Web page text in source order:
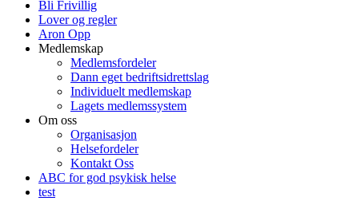
Bli Frivillig
Lover og regler
Aron Opp
Medlemskap
Medlemsfordeler
Dann eget bedriftsidrettslag
Individuelt medlemskap
Lagets medlemssystem
Om oss
Organisasjon
Helsefordeler
Kontakt Oss
ABC for god psykisk helse
test